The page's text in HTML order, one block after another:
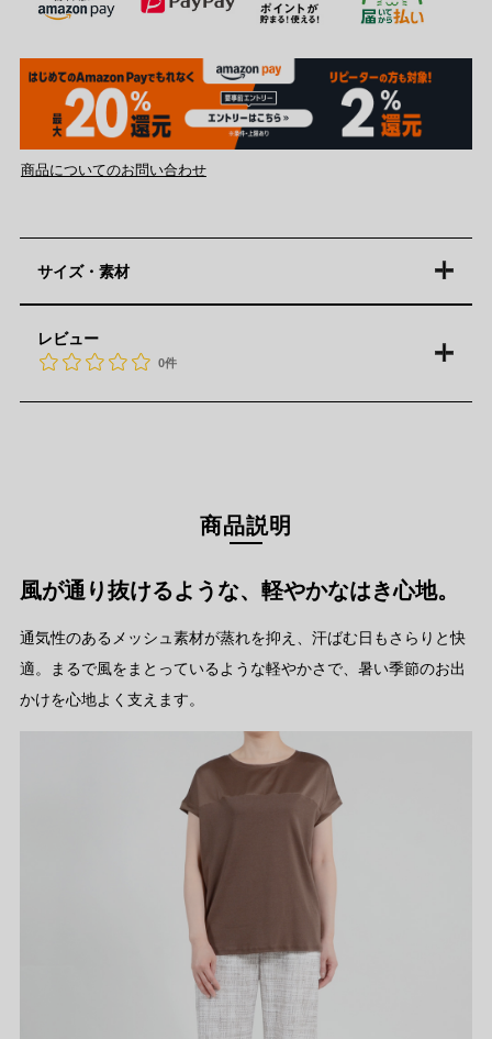
商品についてのお問い合わせ
サイズ・素材
レビュー
0件
商品説明
風が通り抜けるような、軽やかなはき心地。
通気性のあるメッシュ素材が蒸れを抑え、汗ばむ日もさらりと快
適。まるで風をまとっているような軽やかさで、暑い季節のお出
かけを心地よく支えます。